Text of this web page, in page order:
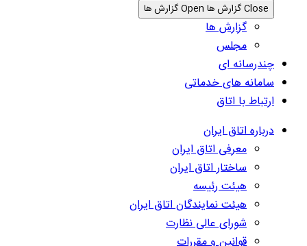
Close گزارش ها Open گزارش ها
گزارش ها
مجلس
چندرسانه ای
سامانه های خدماتی
ارتباط با اتاق
درباره اتاق ایران
معرفی اتاق ایران
ساختار اتاق ایران
هیئت رئیسه
هیئت نمایندگان اتاق ایران
شورای عالی نظارت
قوانین و مقررات